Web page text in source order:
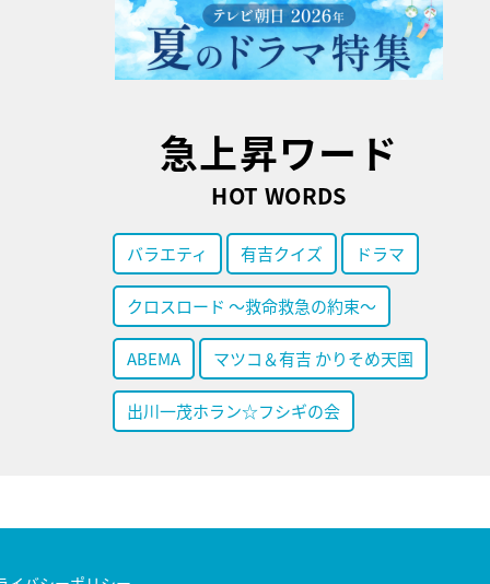
急上昇ワード
HOT WORDS
バラエティ 有吉クイズ ドラマ
クロスロード ～救命救急の約束～
ABEMA マツコ＆有吉 かりそめ天国
出川一茂ホラン☆フシギの会